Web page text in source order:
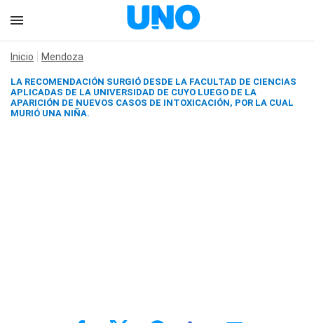
Inicio Mendoza
LA RECOMENDACIÓN SURGIÓ DESDE LA FACULTAD DE CIENCIAS
APLICADAS DE LA UNIVERSIDAD DE CUYO LUEGO DE LA
APARICIÓN DE NUEVOS CASOS DE INTOXICACIÓN, POR LA CUAL
MURIÓ UNA NIÑA.